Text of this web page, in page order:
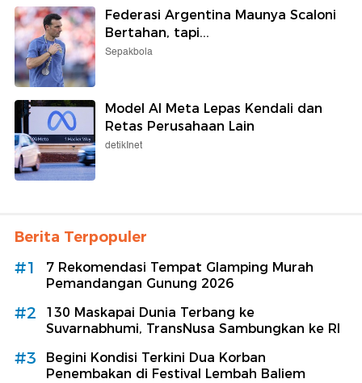
Federasi Argentina Maunya Scaloni
Bertahan, tapi...
Sepakbola
Model AI Meta Lepas Kendali dan
Retas Perusahaan Lain
detikInet
Berita Terpopuler
#1
7 Rekomendasi Tempat Glamping Murah
Pemandangan Gunung 2026
#2
130 Maskapai Dunia Terbang ke
Suvarnabhumi, TransNusa Sambungkan ke RI
#3
Begini Kondisi Terkini Dua Korban
Penembakan di Festival Lembah Baliem